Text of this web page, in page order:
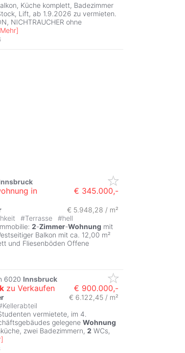
Küche komplett, Badezimmer
Lift, ab 1.9.2026 zu vermieten.
NICHTRAUCHER ohne
Mehr]
in
€ 345.000,-
€ 5.948,28 / m²
#Terrasse #hell
2-Zimmer-Wohnung mit
Balkon mit ca. 12,00 m²
und Fliesenböden Offene
6020 Innsbruck
zu Verkaufen € 900.000,-
€ 6.122,45 / m²
Kellerabteil
vermietete, im 4.
gelegene Wohnung
zwei Badezimmern, 2 WCs,
]